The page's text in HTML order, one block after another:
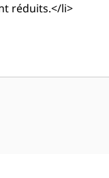
réduits.</li>